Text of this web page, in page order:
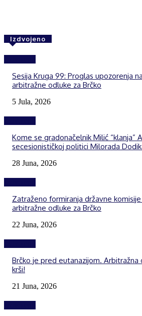
Izdvojeno
Sesija Kruga 99: Proglas upozorenja
arbitražne odluke za Brčko
5 Jula, 2026
Kome se gradonačelnik Milić “klanja”
secesionističkoj politici Milorada
28 Juna, 2026
Zatraženo formiranja državne
arbitražne odluke za Brčko
22 Juna, 2026
Brčko je pred eutanazijom.
krši!
21 Juna, 2026